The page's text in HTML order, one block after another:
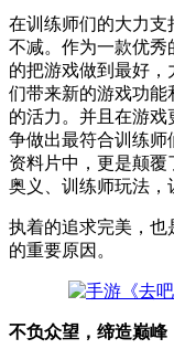
在训练师们的大力支
不减。作为一款优秀
的把游戏做到最好
们带来新的游戏功能
的活力。并且在游戏
争做出最符合训练师
资料片中，更是颠覆
奥义、训练师玩法，
执着的追求完美，也
的重要原因。
不负众望，缔造巅峰